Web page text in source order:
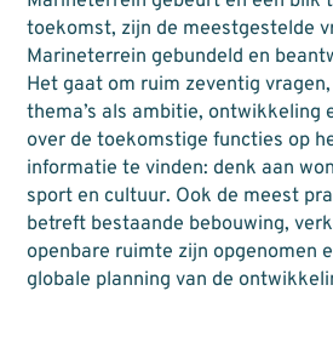
toekomst, zijn de meestgestelde
Marineterrein gebundeld en
Het gaat om ruim zeventig
thema’s als ambitie, ontwikkeling
over de toekomstige functies op
informatie te vinden: denk aan
sport en cultuur. Ook de meest
betreft bestaande bebouwing,
openbare ruimte zijn opgenomen
globale planning van de